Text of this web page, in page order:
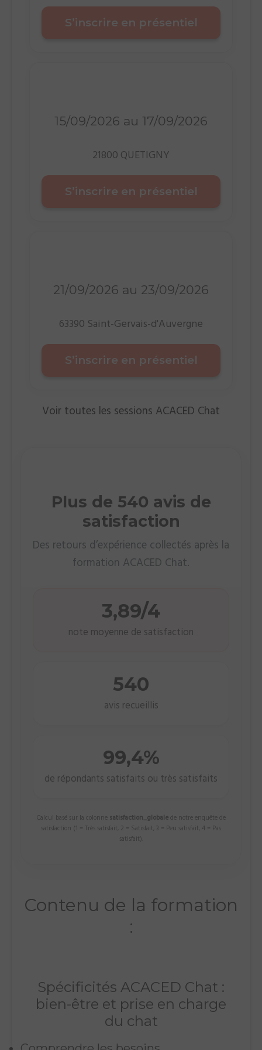
S’inscrire en présentiel
15/09/2026 au 17/09/2026
21800 QUETIGNY
S’inscrire en présentiel
21/09/2026 au 23/09/2026
63390 Saint-Gervais-d'Auvergne
S’inscrire en présentiel
Voir toutes les sessions ACACED Chat
Plus de 540 avis de
satisfaction
Des retours d’expérience collectés après la
formation ACACED Chat.
3,89/4
note moyenne de satisfaction
540
avis recueillis
99,4%
de répondants satisfaits ou très satisfaits
Calcul basé sur la colonne satisfaction_globalede notre enquête de
satisfaction (1 = Très satisfait, 2 = Satisfait, 3 = Peu satisfait, 4 = Pas
satisfait).
Contenu de la formation
:
Spécificités ACACED Chat :
bien-être et prise en charge
du chat